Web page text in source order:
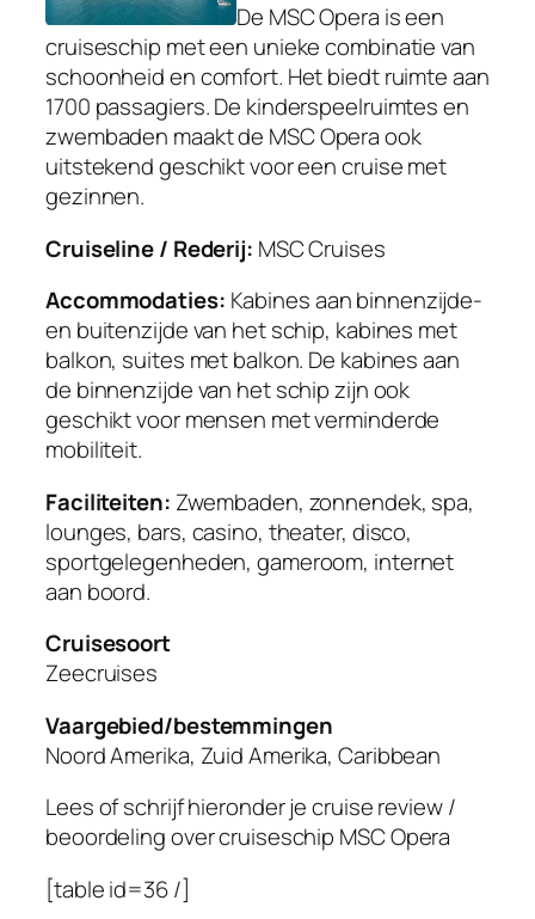
De MSC Opera is een
cruiseschip met een unieke combinatie van
schoonheid en comfort. Het biedt ruimte aan
1700 passagiers. De kinderspeelruimtes en
zwembaden maakt de MSC Opera ook
uitstekend geschikt voor een cruise met
gezinnen.
Cruiseline / Rederij: MSC Cruises
Accommodaties: Kabines aan binnenzijde-
en buitenzijde van het schip, kabines met
balkon, suites met balkon. De kabines aan
de binnenzijde van het schip zijn ook
geschikt voor mensen met verminderde
mobiliteit.
Faciliteiten: Zwembaden, zonnendek, spa,
lounges, bars, casino, theater, disco,
sportgelegenheden, gameroom, internet
aan boord.
Cruisesoort
Zeecruises
Vaargebied/bestemmingen
Noord Amerika, Zuid Amerika, Caribbean
Lees of schrijf hieronder je cruise review /
beoordeling over cruiseschip MSC Opera
[table id=36 /]